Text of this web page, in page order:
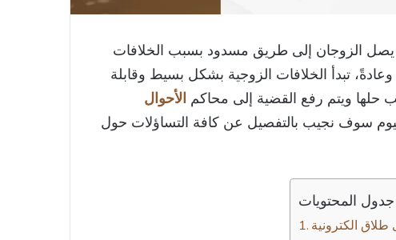
يصل الزوجان إلى طريق مسدود بسبب الخلافات
تبدأ الخلافات الزوجية بشكل بسيط وقابلة
حلها ويتم رفع القضية إلى محاكم الأحوال
سوف نجيب بالتفصيل عن كافة التساؤلات حول
جدول المحتويات
الكترونية